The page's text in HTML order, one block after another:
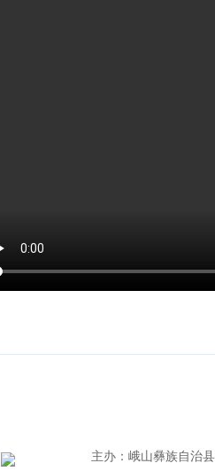
主办： 峨山彝族自治